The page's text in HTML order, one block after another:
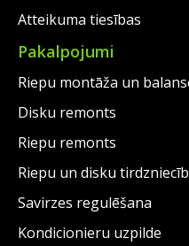
Atteikuma tiesības
Pakalpojumi
Riepu montāža un
Disku remonts
Riepu remonts
Riepu un disku
Savirzes regulēšana
Kondicionieru uzpilde